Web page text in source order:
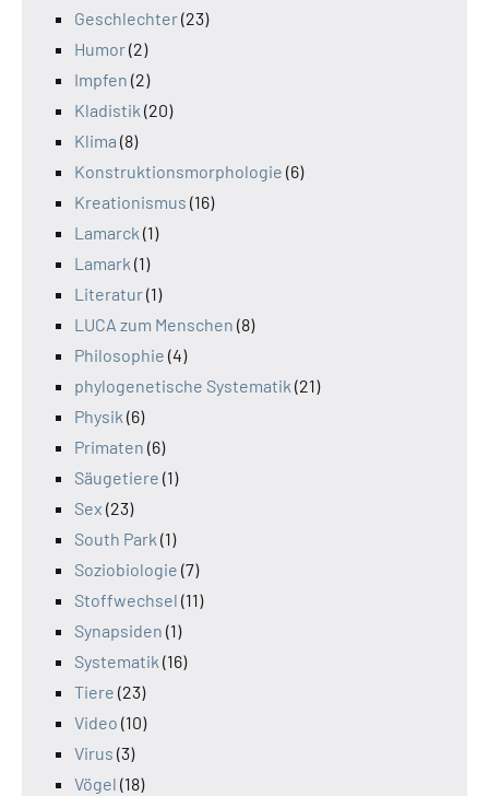
Geschlechter(23)
Humor(2)
Impfen (2)
Kladistik (20)
Klima (8)
Konstruktionsmorphologie (6)
Kreationismus (16)
Lamarck (1)
Lamark (1)
Literatur(1)
LUCA zum Menschen (8)
Philosophie (4)
phylogenetische Systematik (21)
Physik (6)
Primaten (6)
Säugetiere (1)
Sex (23)
South Park (1)
Soziobiologie (7)
Stoffwechsel (11)
Synapsiden (1)
Systematik (16)
Tiere (23)
Video (10)
Virus (3)
Vögel (18)